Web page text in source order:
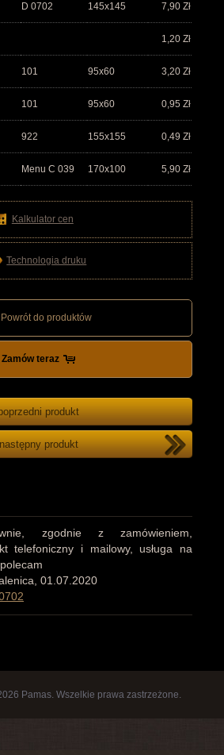
D 0702 145x145 7,90 Zł
1,20 Zł
101 95x60 3,20 Zł
101 95x60 0,95 Zł
922 155x155 0,49 Zł
Menu C 039 170x100 5,90 Zł
Kalkulator cen
Technologia druku
Powrót do produktów
Zamów teraz
produkt
następny produkt
zgodnie z zamówieniem,
telefoniczny i mailowy, usługa na
01.07.2020
Pamas. Wszelkie prawa zastrzeżone.